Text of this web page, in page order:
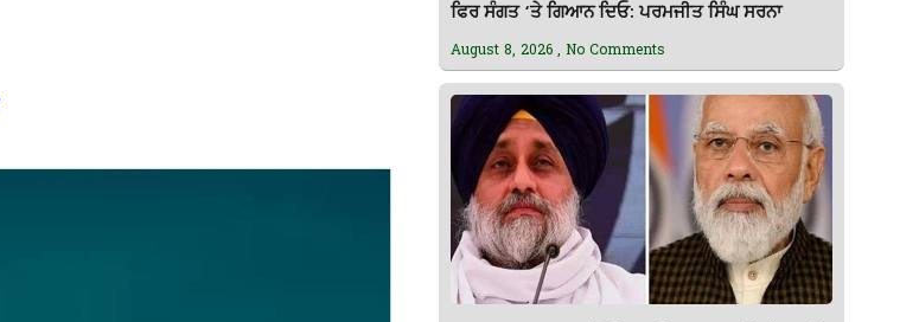
ਫਿਰ ਸੰਗਤ ‘ਤੇ ਗਿਆਨ ਦਿਓ: ਪਰਮਜੀਤ ਸਿੰਘ ਸਰਨਾ
August 8, 2026 No Comments